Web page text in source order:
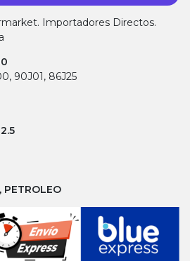
Importadores Directos.
90J01, 86J25
PETROLEO